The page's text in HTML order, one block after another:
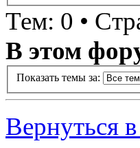
Тем: 0 •
В этом
Показать темы за:
Вернуться